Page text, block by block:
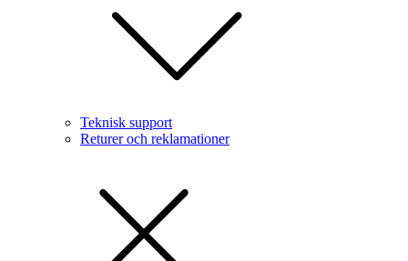
Teknisk support
Returer och reklamationer